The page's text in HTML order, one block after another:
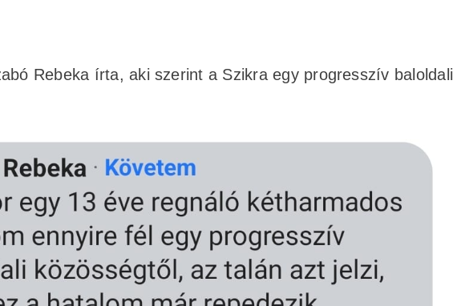
Rebeka írta, aki szerint a Szikra egy progresszív baloldali